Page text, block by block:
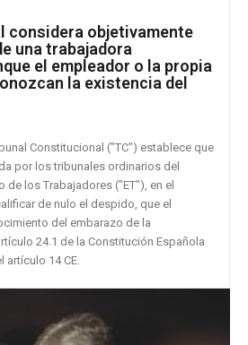
considera objetivamente
una trabajadora
el empleador o la propia
la existencia del
Constitucional ("TC") establece que
por los tribunales ordinarios del
de los Trabajadores ("ET"), en el
de nulo el despido, que el
del embarazo de la
24.1 de la Constitución Española
artículo 14 CE.